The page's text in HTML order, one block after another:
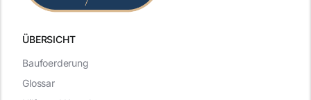
ÜBERSICHT
Baufoerderung
Glossar